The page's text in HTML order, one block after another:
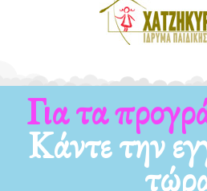
Για τα
Κάντε την